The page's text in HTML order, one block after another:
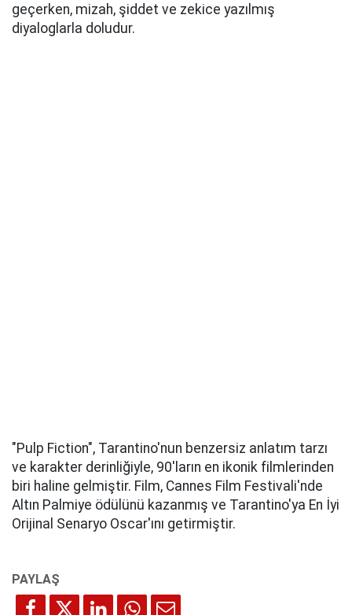
geçerken, mizah, şiddet ve zekice yazılmış
diyaloglarla doludur.
"Pulp Fiction", Tarantino'nun benzersiz anlatım tarzı
ve karakter derinliğiyle, 90'ların en ikonik filmlerinden
biri haline gelmiştir. Film, Cannes Film Festivali'nde
Altın Palmiye ödülünü kazanmış ve Tarantino'ya En İyi
Orijinal Senaryo Oscar'ını getirmiştir.